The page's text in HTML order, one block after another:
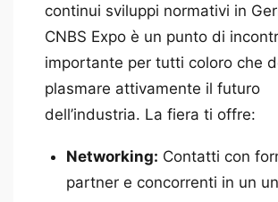
continui sviluppi normativi in
CNBS Expo è un punto di
importante per tutti coloro che
plasmare attivamente il futuro
dell’industria. La fiera ti offre:
Networking: Contatti con
partner e concorrenti in un